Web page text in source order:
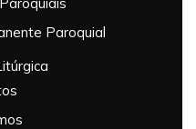
Paroquial